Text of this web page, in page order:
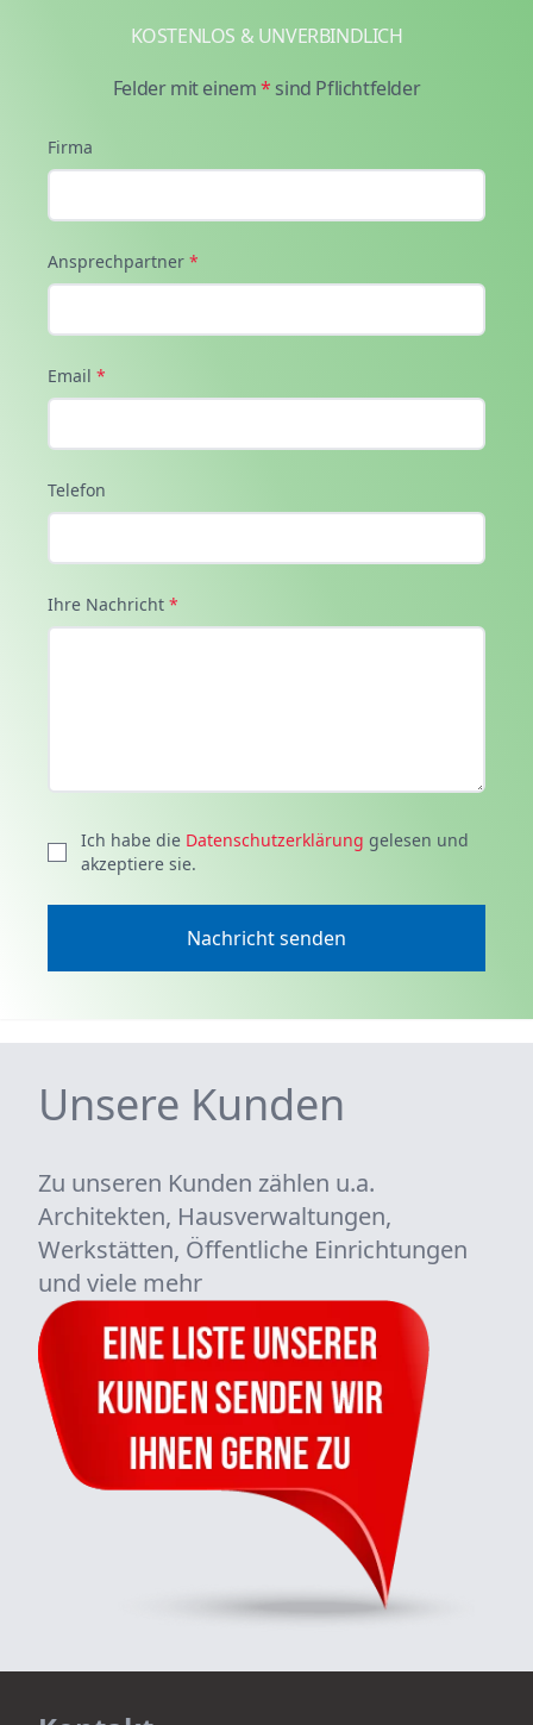
KOSTENLOS & UNVERBINDLICH
Felder mit einem* sind Pflichtfelder
Firma
Ansprechpartner *
Email *
Telefon
Ihre Nachricht *
Ich habe die Datenschutzerklärung gelesen und
akzeptiere sie.
Nachricht senden
Unsere Kunden
Zu unseren Kunden zählen u.a.
Architekten, Hausverwaltungen,
Werkstätten, Öffentliche Einrichtungen
und viele mehr